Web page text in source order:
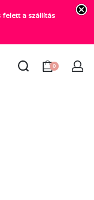
0
felett a szállítás